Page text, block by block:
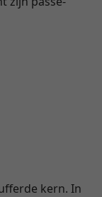
kern. In